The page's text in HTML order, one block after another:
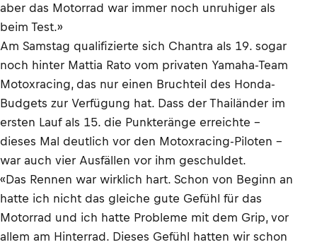
aber das Motorrad war immer noch unruhiger als
beim Test.»
Am Samstag qualifizierte sich Chantra als 19. sogar
noch hinter Mattia Rato vom privaten Yamaha-Team
Motoxracing, das nur einen Bruchteil des Honda-
Budgets zur Verfügung hat. Dass der Thailänder im
ersten Lauf als 15. die Punkteränge erreichte –
dieses Mal deutlich vor den Motoxracing-Piloten –
war auch vier Ausfällen vor ihm geschuldet.
«Das Rennen war wirklich hart. Schon von Beginn an
hatte ich nicht das gleiche gute Gefühl für das
Motorrad und ich hatte Probleme mit dem Grip, vor
allem am Hinterrad. Dieses Gefühl hatten wir schon